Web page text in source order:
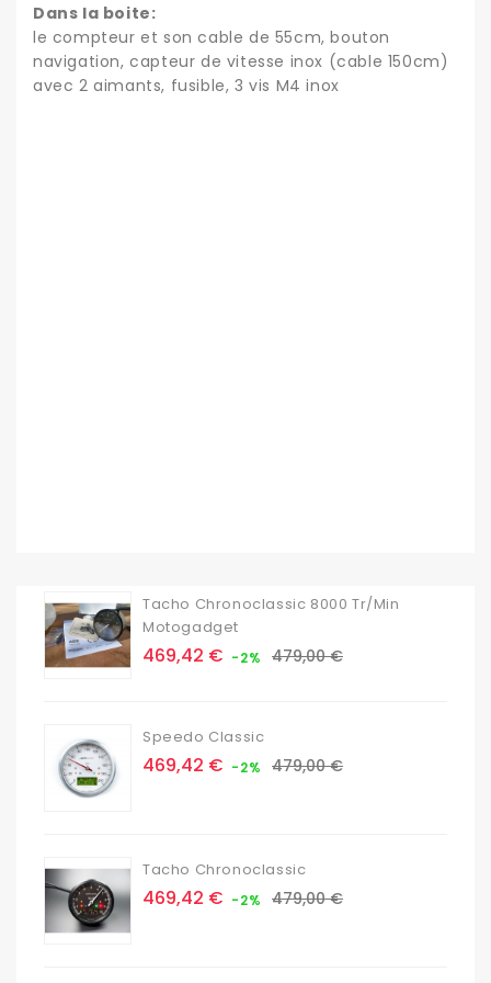
Dans la boite:
le compteur et son cable de 55cm, bouton
navigation, capteur de vitesse inox (cable 150cm)
avec 2 aimants, fusible, 3 vis M4 inox
Tacho Chronoclassic 8000 Tr/min
Motogadget
Prix
469,42 € -2% Prix
479,00 €
Speedo Classic
Prix
469,42 € -2% Prix
479,00 €
Tacho Chronoclassic
Prix
469,42 € -2% Prix
479,00 €